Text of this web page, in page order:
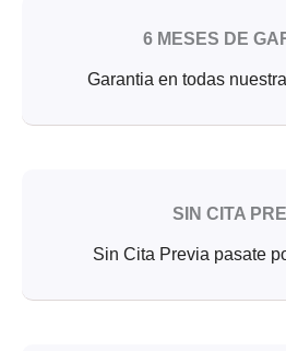
6 MESES DE
Garantia en todas
SIN CITA
Sin Cita Previa pasate